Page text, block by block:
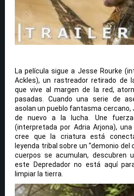
La película sigue a Jesse Rourke
Ackles), un rastreador retirado de
que vive al margen de la red,
pasadas. Cuando una serie de
asolan un pueblo fantasma cercano,
de nuevo a la lucha. Une
(interpretada por Adria Arjona),
cree que la criatura está
leyenda tribal sobre un “demonio del
cuerpos se acumulan, descubren
este Depredador no está aquí
limpiar la tierra.